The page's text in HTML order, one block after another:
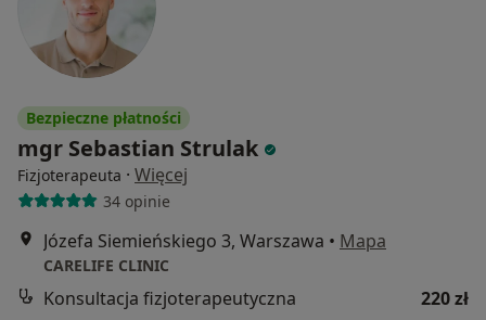
Bezpieczne płatności
mgr Sebastian Strulak
Fizjoterapeuta · Więcej
34 opinie
Józefa Siemieńskiego 3, Warszawa • Mapa
CARELIFE CLINIC
Konsultacja fizjoterapeutyczna
220 zł